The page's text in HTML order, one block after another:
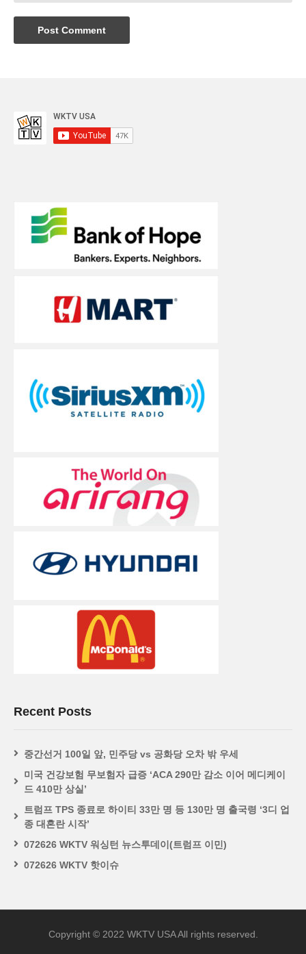
Recent Posts
중간선거 100일 앞, 민주당 vs 공화당 오차 밖 우세
미국 건강보험 무보험자 급증 ‘ACA 290만 감소 이어 메디케이
드 410만 상실’
트럼프 TPS 종료로 하이티 33만 명 등 130만 명 출국령 ‘3디 업
종 대혼란 시작’
072626 WKTV 워싱턴 뉴스투데이(트럼프 이민)
072626 WKTV 핫이슈
Copyright © 2022 WKTV USA All rights reserved.